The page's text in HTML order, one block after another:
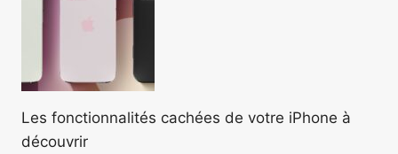
Les fonctionnalités cachées de votre iPhone à
découvrir